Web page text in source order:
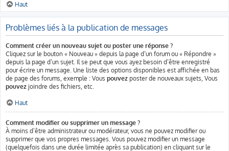
Haut
Problèmes liés à la publication de messages
Comment créer un nouveau sujet ou poster une réponse ?
Cliquez sur le bouton « Nouveau » depuis la page d’un forum ou « Répondre »
depuis la page d’un sujet. Il se peut que vous ayez besoin d’être enregistré
pour écrire un message. Une liste des options disponibles est affichée en bas
de page des forums, exemple : Vous pouvez poster de nouveaux sujets, Vous
pouvez joindre des fichiers, etc.
Haut
Comment modifier ou supprimer un message ?
À moins d’être administrateur ou modérateur, vous ne pouvez modifier ou
supprimer que vos propres messages. Vous pouvez modifier un message
(quelquefois dans une durée limitée après sa publication) en cliquant sur le